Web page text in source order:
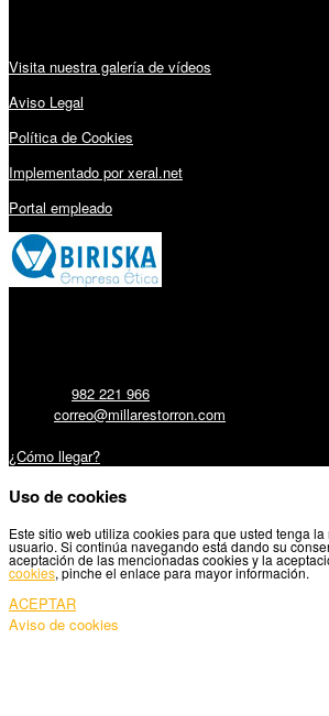
Visita nuestra galería de vídeos
Aviso Legal
Política de Cookies
Implementado por xeral.net
Portal empleado
982 221 966
correo@millarestorron.com
¿Cómo llegar?
Uso de cookies
Este sitio web utiliza cookies para que usted tenga
usuario. Si continúa navegando está dando su
aceptación de las mencionadas cookies y la
cookies, pinche el enlace para mayor información.
ACEPTAR
Aviso de cookies